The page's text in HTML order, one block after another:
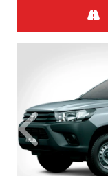
Anterior